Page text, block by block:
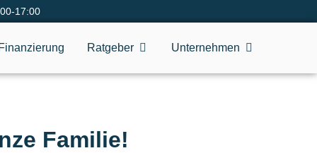
17:00
Finanzierung Ratgeber Unternehmen
Familie!